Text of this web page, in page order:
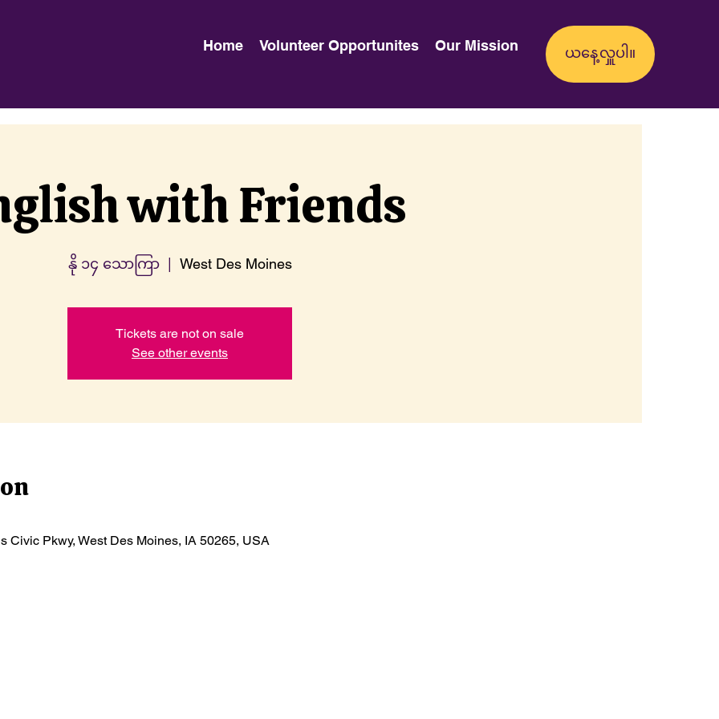
Home Volunteer Opportunites Our Mission
with Friends
နို ၁၄ သောကြာ
  |
West Des Moines
Tickets are not on sale
See other events
Civic Pkwy, West Des Moines, IA 50265, USA